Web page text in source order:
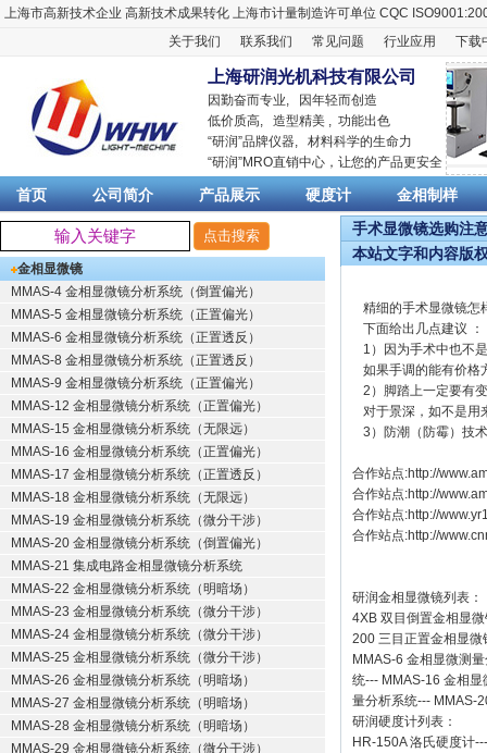
上海市高新技术企业 高新技术成果转化 上海市计量制造许可单位 CQC
关于我们
联系我们 常见问题 行业应用 下载
上海研润光机科技有限公司
因勤奋而专业, 因年轻而创造
低价质高, 造型精美 , 功能出色
“研润”品牌仪器, 材料科学的生命力
“研润”MRO直销中心，让您的产品更安全
首页 公司简介 产品展示 硬度计 金相制样
金相显微镜
MMAS-4 金相显微镜分析系统（倒置偏光）
MMAS-5 金相显微镜分析系统（正置偏光）
MMAS-6 金相显微镜分析系统（正置透反）
MMAS-8 金相显微镜分析系统（正置透反）
MMAS-9 金相显微镜分析系统（正置偏光）
MMAS-12 金相显微镜分析系统（正置偏光）
MMAS-15 金相显微镜分析系统（无限远）
MMAS-16 金相显微镜分析系统（正置偏光）
MMAS-17 金相显微镜分析系统（正置透反）
MMAS-18 金相显微镜分析系统（无限远）
MMAS-19 金相显微镜分析系统（微分干涉）
MMAS-20 金相显微镜分析系统（倒置偏光）
MMAS-21 集成电路金相显微镜分析系统
MMAS-22 金相显微镜分析系统（明暗场）
MMAS-23 金相显微镜分析系统（微分干涉）
MMAS-24 金相显微镜分析系统（微分干涉）
MMAS-25 金相显微镜分析系统（微分干涉）
MMAS-26 金相显微镜分析系统（明暗场）
MMAS-27 金相显微镜分析系统（明暗场）
MMAS-28 金相显微镜分析系统（明暗场）
MMAS-29 金相显微镜分析系统（微分干涉）
手术显微镜选购注
本站文字和内容版
精细的手术显微镜怎
下面给出几点建议 ：
1）因为手术中也不
如果手调的能有价格
2）脚踏上一定要有
对于景深，如不是用
3）防潮（防霉）技
合作站点:http://
合作站点:http://
合作站点:http://
合作站点:http://
研润金相显微镜列表：
4XB 双目倒置金相显
200 三目正置金相显微
MMAS-6 金相显微测
统--- MMAS-16 金相显
量分析系统--- MMAS-
研润硬度计列表：
HR-150A 洛氏硬度计